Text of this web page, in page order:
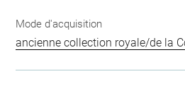
Mode d'acquisition
ancienne collection royale/de la